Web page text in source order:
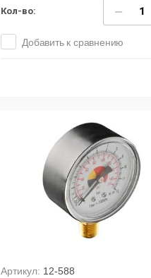
Кол-во: −
Добавить к сравнению
Артикул: 12-588